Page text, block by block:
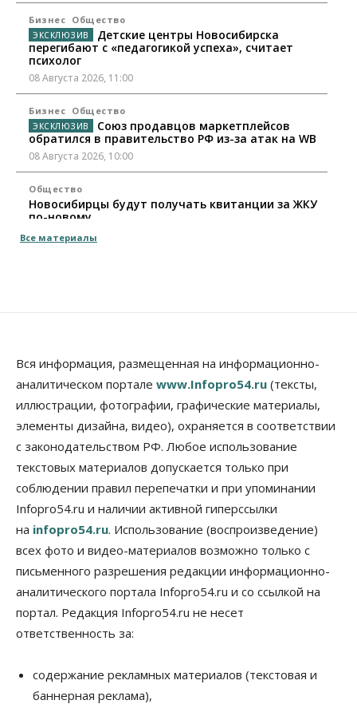
Бизнес Общество
Детские центры Новосибирска
перегибают с «педагогикой успеха», считает
психолог
08 Августа 2026, 11:00
Бизнес Общество
Союз продавцов маркетплейсов
обратился в правительство РФ из-за атак на WB
08 Августа 2026, 10:00
Общество
Новосибирцы будут получать квитанции за ЖКУ
по-новому
08 Августа 2026, 09:00
В Новосибирске прошёл митинг
против нового закона о памятниках
07 Августа 2026, 18:00
Бизнес
В аэропорту Толмачёво завершены работы по
бетонированию рулежных дорожек
07 Августа 2026, 17:00
Бизнес Общество
Новосибирцы стали реже оформлять
дома по упрощенной схеме
07 Августа 2026, 16:00
Общество Право&Порядок
Роспотребнадзор изъял почти полторы тонны
мяса в Новосибирской области
Расходы новосибирцев на спорт выросли на 40%
за полгода
07 Августа 2026, 14:35
Все материалы
Вся информация, размещенная на информационно-
аналитическом портале www.Infopro54.ru (тексты,
иллюстрации, фотографии, графические материалы,
элементы дизайна, видео), охраняется в соответствии
с законодательством РФ. Любое использование
текстовых материалов допускается только при
соблюдении правил перепечатки и при упоминании
Infopro54.ru и наличии активной гиперссылки
на infopro54.ru. Использование (воспроизведение)
всех фото и видео-материалов возможно только с
письменного разрешения редакции информационно-
аналитического портала Infopro54.ru и со ссылкой на
портал. Редакция Infopro54.ru не несет
ответственность за:
содержание рекламных материалов (текстовая и
баннерная реклама),